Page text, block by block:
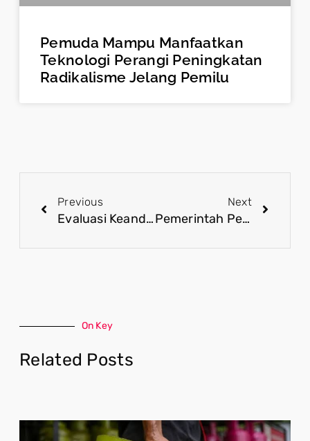
Pemuda Mampu Manfaatkan
Teknologi Perangi Peningkatan
Radikalisme Jelang Pemilu
Previous
Evaluasi Keandalan Sistem Kelistrikan Sumatra Mencegah Gangguan Berulang
Next
Pemerintah Perkuat Pengawasan MBG lewat Govtech dan Evaluasi Digital
On Key
Related Posts